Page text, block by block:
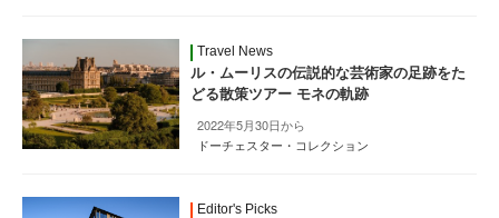
Travel News
ル・ムーリスの伝説的な芸術家の足跡をた
どる散策ツアー モネの軌跡
2022年5月30日から
ドーチェスター・コレクション
Editor's Picks